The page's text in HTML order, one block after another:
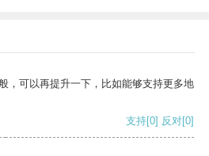
，可以再提升一下，比如能够支持更多地
支持[0] 反对[0]